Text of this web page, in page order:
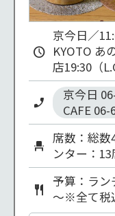
京今日／
KYOTO あ
店19:30（
京今日
CAFE
席数：総数
ンター：13
予算：ラン
～※全て税